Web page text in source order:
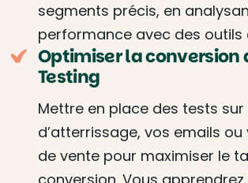
segments précis, en
performance avec des outils
Optimiser la conversion
Testing
Mettre en place des tests
d’atterrissage, vos emails ou
de vente pour maximiser le